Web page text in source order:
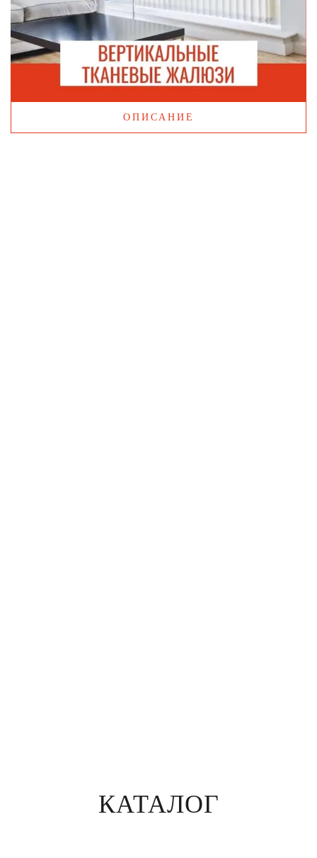
ОПИСАНИЕ
КАТАЛОГ